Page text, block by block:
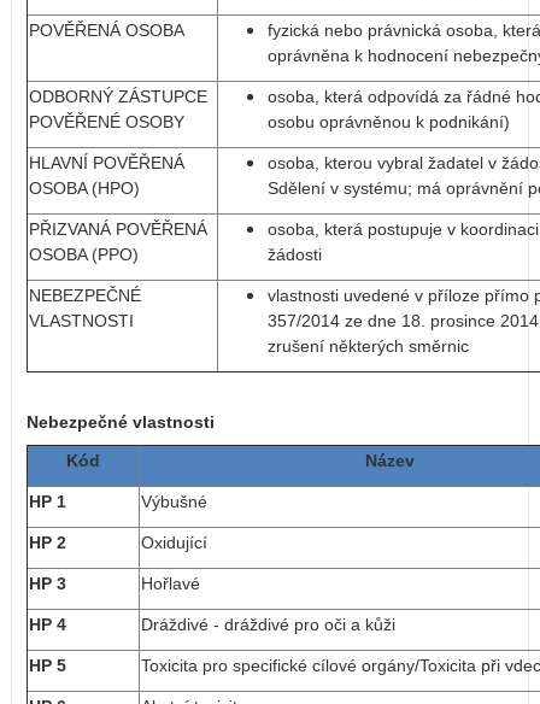
POVĚŘENÁ OSOBA
fyzická nebo právnická osoba,
oprávněna k hodnocení
ODBORNÝ ZÁSTUPCE
POVĚŘENÉ OSOBY
osoba, která odpovídá za řádné
osobu oprávněnou k podnikání)
HLAVNÍ POVĚŘENÁ
OSOBA (HPO)
osoba, kterou vybral žadatel v
Sdělení v systému; má oprávnění
PŘIZVANÁ POVĚŘENÁ
OSOBA (PPO)
osoba, která postupuje v
žádosti
NEBEZPEČNÉ
VLASTNOSTI
vlastnosti uvedené v příloze přímo
357/2014 ze dne 18. prosince
zrušení některých směrnic
Nebezpečné vlastnosti
Kód
Název
HP 1 Výbušné
HP 2 Oxidující
HP 3 Hořlavé
HP 4 Dráždivé - dráždivé pro oči a kůži
HP 5 Toxicita pro specifické cílové orgány/Toxicita při